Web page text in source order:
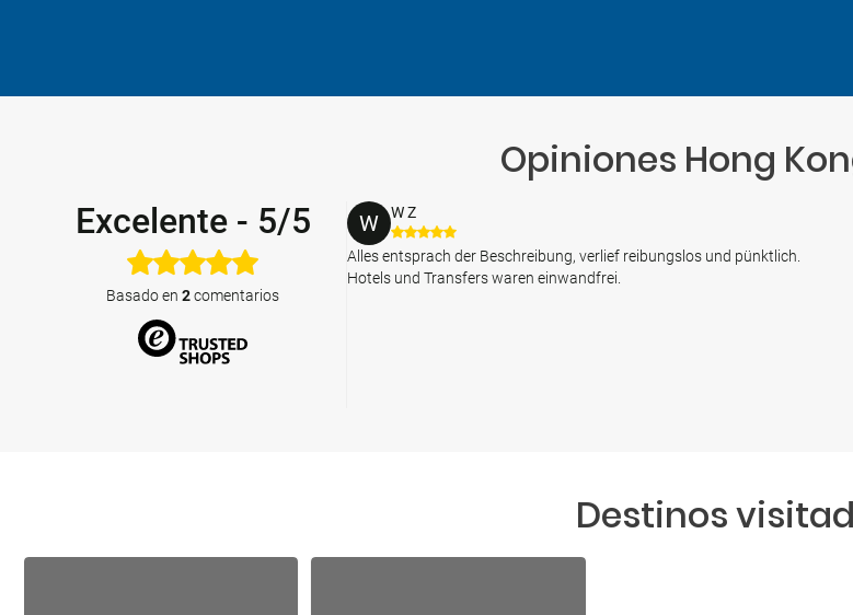
Opiniones Hong
Excelente- 5/5
Basado en 2comentarios
W W Z
Alles entsprach der Beschreibung, verlief reibungslos und pünktlich.
Hotels und Transfers waren einwandfrei.
Destinos